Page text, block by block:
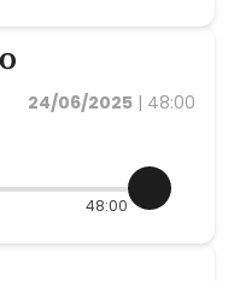
24/06/2025 | 48:00
48:00